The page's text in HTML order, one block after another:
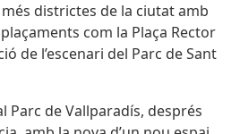
més districtes de la ciutat amb
com la Plaça Rector
de l’escenari del Parc de Sant
Parc de Vallparadís, després